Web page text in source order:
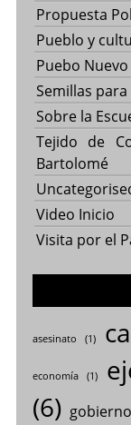
Propuesta
Pueblo y
Puebo Nuevo
Semillas
Sobre la
Tejido de
Bartolomé
Video Inicio
Visita por el
asesinato (1)
economía(1)
(6) gobierno